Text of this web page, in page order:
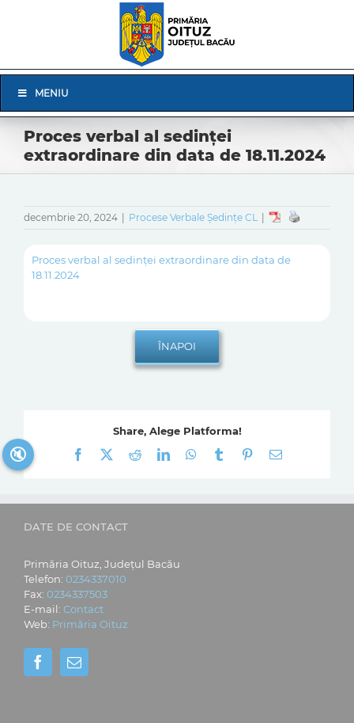
Navigation
MENIU
Proces verbal al sedinței
extraordinare din data de 18.11.2024
decembrie 20, 2024 Procese Verbale Ședințe CL
Proces verbal al sedinței extraordinare din data de
18.11.2024
Share, Alege Platforma!
Facebook
RedditLinkedInWhatsApp
Tumblr Pinterest
E-
DATE DE CONTACT
Primăria Oituz, Județul Bacău
Telefon: 0234337010
Fax: 0234337503
E-mail: Contact
Web: Primăria Oituz
🔇